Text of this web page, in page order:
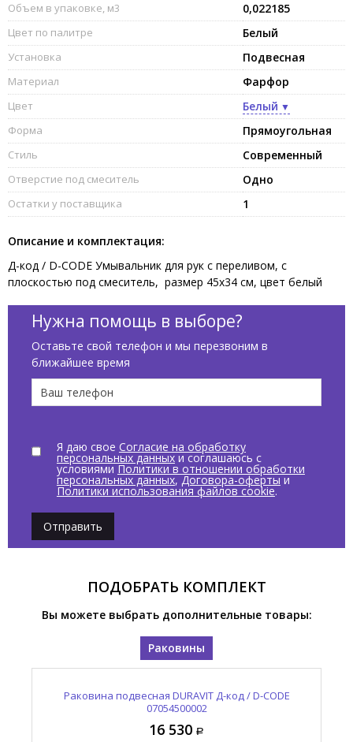
Объем в упаковке, м3 0,022185
Цвет по палитре Белый
Установка Подвесная
Материал Фарфор
Цвет Белый
Форма Прямоугольная
Стиль Современный
Отверстие под смеситель Одно
Остатки у поставщика 1
Описание и комплектация:
Д-код / D-CODE Умывальник для рук с переливом, с
плоскостью под смеситель, размер 45х34 см, цвет белый
Нужна помощь в выборе?
Оставьте свой телефон и мы перезвоним в
ближайшее время
Я даю свое Согласие на обработку
персональных данныхи соглашаюсь с
условиями Политики в отношении обработки
персональных данных, Договора-оферты и
Политики использования файлов cookie.
Отправить
ПОДОБРАТЬ КОМПЛЕКТ
Вы можете выбрать дополнительные товары:
Раковины
Раковина подвесная DURAVIT Д-код / D-CODE
07054500002
16 530